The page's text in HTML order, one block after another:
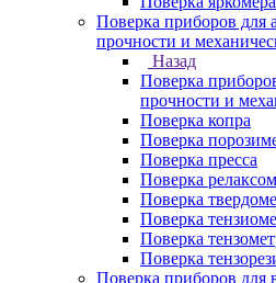
Поверка приборов для
прочности и
Назад
Поверка
прочности и
Поверка копра
Поверка
Поверка пресса
Поверка
Поверка
Поверка
Поверка
Поверка
Поверка приборов для